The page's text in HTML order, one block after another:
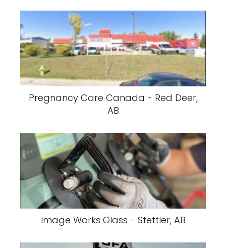
Pregnancy Care Canada - Red Deer,
AB
Image Works Glass - Stettler, AB